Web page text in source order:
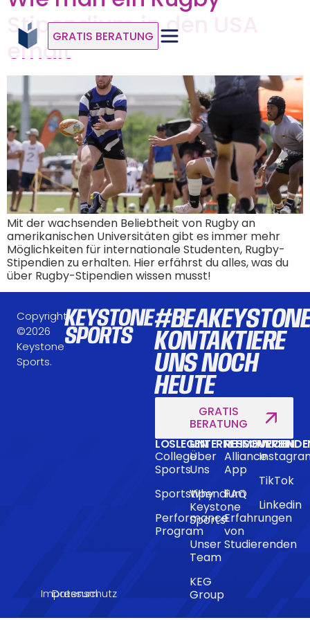
GRATIS BERATUNG
Stipendium in den USA
erhält
Mit der wachsenden Beliebtheit von Rugby an
amerikanischen Universitäten gibt es immer mehr
Möglichkeiten für internationale Studenten, Rugby-
Stipendien zu erhalten. Hier erfährst du alles, was du
über Rugby-Stipendien wissen musst!
KONTAKTIERE
UNS NOCH
HEUTE
GRATIS
BERATUNG
LOSLEGEN
College
Sports
Sportstipendium
Performance
Program
UNTERNEHMEN
Über
Uns
Why
Keystone
Sports
Unser
Team
KEG
Group
RESSOURCEN
Alliance
App
FAQ
Erfahrungen
von
Studierenden
TikTok
Linkedin
Copyright
©2026
Keystone
Sports.
Impressum
Datenschutz